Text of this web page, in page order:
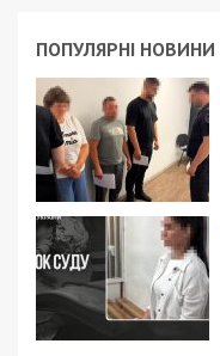
ПОПУЛЯРНІ НОВИНИ